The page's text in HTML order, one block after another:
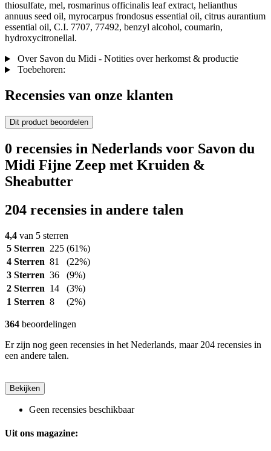
thiosulfate, mel, rosmarinus officinalis leaf extract, helianthus
annuus seed oil, myrocarpus frondosus essential oil, citrus aurantium
essential oil, C.I. 7707, 77492, benzyl alcohol, coumarin,
hydroxycitronellal.
Over Savon du Midi - Notities over herkomst & productie
Toebehoren:
Recensies van onze klanten
Dit product beoordelen
0 recensies in Nederlands voor Savon du
Midi Fijne Zeep met Kruiden &
Sheabutter
204 recensies in andere talen
4,4 van 5 sterren
5 Sterren 225 (61%)
4 Sterren 81
(22%)
3 Sterren 36
(9%)
2 Sterren 14
(3%)
1 Sterren 8 (2%)
364 beoordelingen
Er zijn nog geen recensies in het Nederlands, maar 204 recensies in
een andere talen.
Bekijken
Geen recensies beschikbaar
Uit ons magazine: